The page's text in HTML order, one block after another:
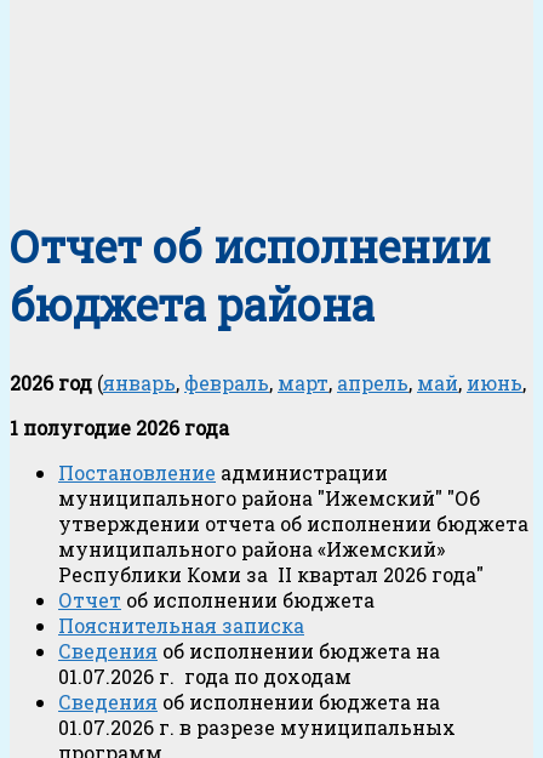
Отчет об исполнении
бюджета района
2026 год (январь, февраль, март, апрель, май, июнь,
1 полугодие 2026 года
Постановление администрации
муниципального района "Ижемский" "Об
утверждении отчета об исполнении бюджета
муниципального района «Ижемский»
Республики Коми за II квартал 2026 года"
Отчет об исполнении бюджета
Пояснительная записка
Сведения об исполнении бюджета на
01.07.2026 г. года по доходам
Сведения об исполнении бюджета на
01.07.2026 г. в разрезе муниципальных
программ